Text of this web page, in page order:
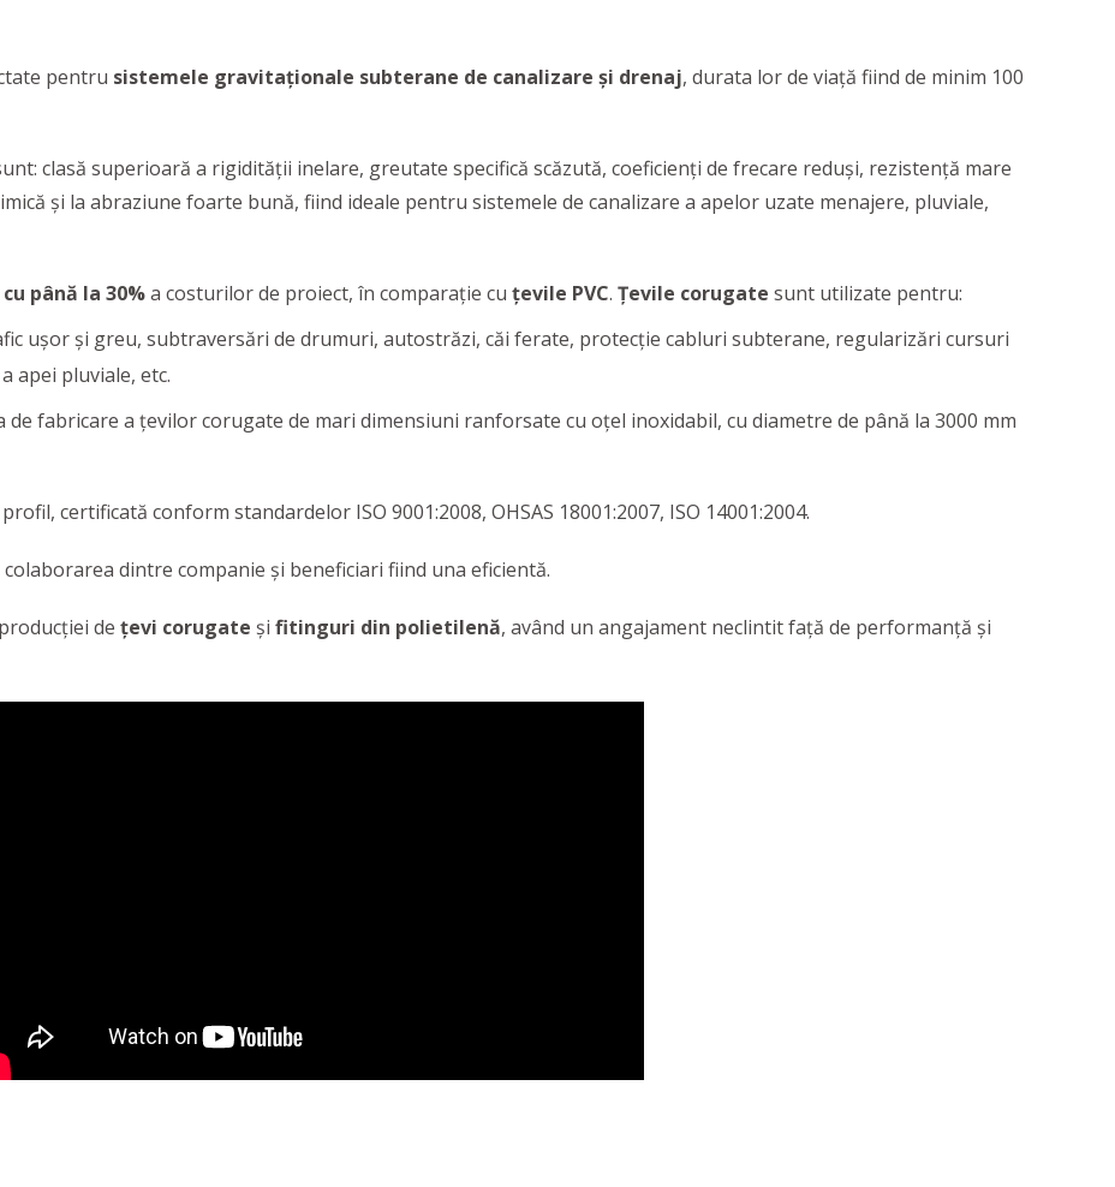
pentru sistemele gravitaționale subterane de canalizare și drenaj, durata lor de viață fiind de minim 100
clasă superioară a rigidității inelare, greutate specifică scăzută, coeficienți de frecare reduși, rezistență mare
și la abraziune foarte bună, fiind ideale pentru sistemele de canalizare a apelor uzate menajere, pluviale,
până la 30%a costurilor de proiect, în comparație cu țevile PVC. Țevile corugate sunt utilizate pentru:
ușor și greu, subtraversări de drumuri, autostrăzi, căi ferate, protecție cabluri subterane, regularizări cursuri
apei pluviale, etc.
fabricare a țevilor corugate de mari dimensiuni ranforsate cu oțel inoxidabil, cu diametre de până la 3000 mm
certificată conform standardelor ISO 9001:2008, OHSAS 18001:2007, ISO 14001:2004.
dintre companie şi beneficiari fiind una eficientă.
de țevi corugate și fitinguri din polietilenă, având un angajament neclintit faţă de performanţă şi